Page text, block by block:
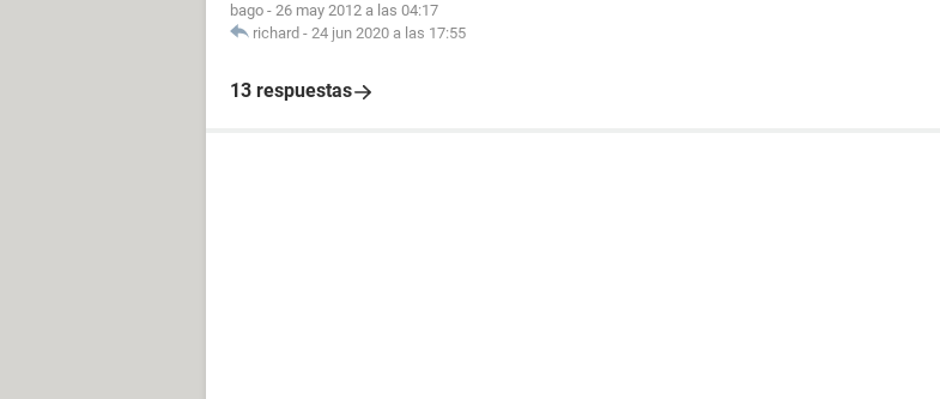
bago - 26 may 2012 a las 04:17
richard - 24 jun 2020 a las 17:55
13 respuestas